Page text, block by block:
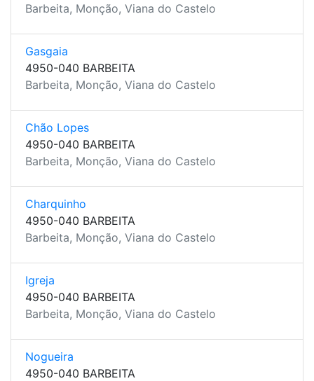
Barbeita, Monção, Viana do Castelo
Gasgaia
4950-040 BARBEITA
Barbeita, Monção, Viana do Castelo
Chão Lopes
4950-040 BARBEITA
Barbeita, Monção, Viana do Castelo
Charquinho
4950-040 BARBEITA
Barbeita, Monção, Viana do Castelo
Igreja
4950-040 BARBEITA
Barbeita, Monção, Viana do Castelo
Nogueira
4950-040 BARBEITA